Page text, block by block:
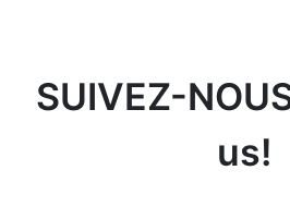
SUIVEZ-
us!